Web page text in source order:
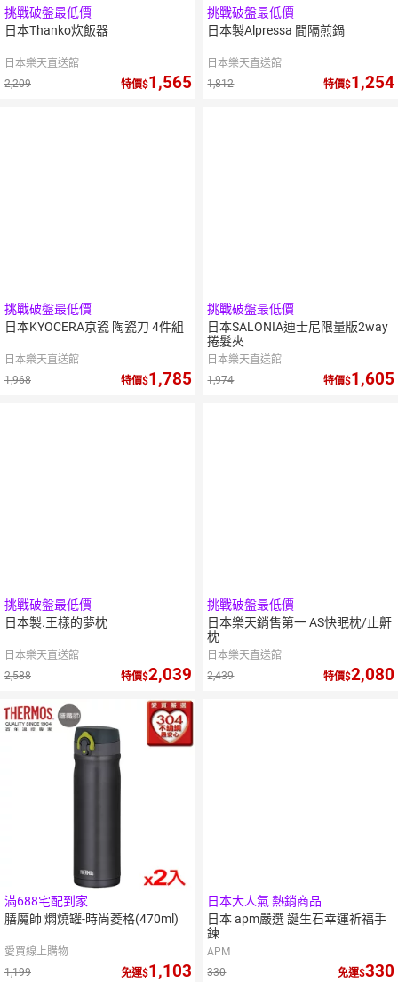
挑戰破盤最低價
日本Thanko炊飯器
日本樂天直送館
2,209
特價 1,565
挑戰破盤最低價
日本製Alpressa 間隔煎鍋
日本樂天直送館
1,812
特價 1,254
挑戰破盤最低價
日本KYOCERA京瓷 陶瓷刀 4件組
日本樂天直送館
1,968
特價 1,785
挑戰破盤最低價
日本SALONIA迪士尼限量版2way
捲髮夾
日本樂天直送館
1,974
特價 1,605
挑戰破盤最低價
日本製.王樣的夢枕
日本樂天直送館
2,588
特價 2,039
挑戰破盤最低價
日本樂天銷售第一 AS快眠枕/止鼾
枕
日本樂天直送館
2,439
特價 2,080
滿688宅配到家
膳魔師 燜燒罐-時尚菱格(470ml)
愛買線上購物
1,199
免運 1,103
日本大人氣 熱銷商品
日本 apm嚴選 誕生石幸運祈福手
鍊
APM
330
免運 330